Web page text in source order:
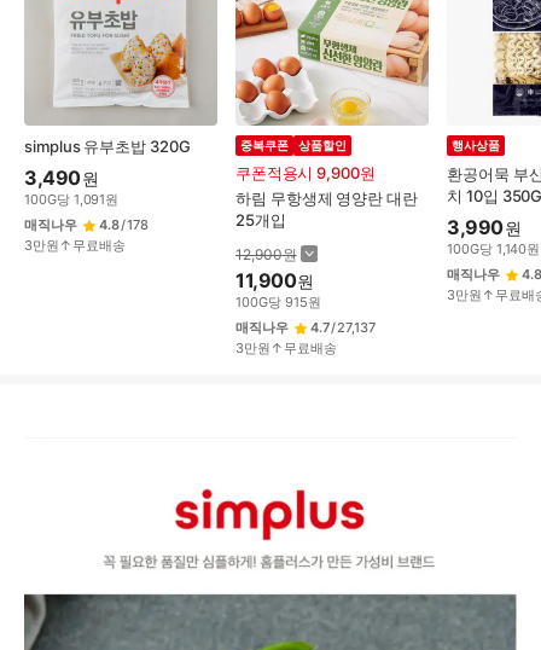
simplus 유부초밥 320G
3,490원
100G당 1,091원
매직나우
4.8/178
3만원↑무료배송
하림 무항생제 영양란 대란
25개입
중복쿠폰 상품할인
쿠폰적용시 9,900원
12,900원
11,900원
100G당 915원
매직나우
4.7/27,137
3만원↑무료배송
환공어묵 부
치 10입
행사상품
3,990원
100G당 1,140원
매직나우
4.8
3만원↑무료배